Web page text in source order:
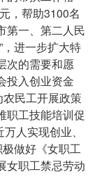
，帮助3100名
第一、第二人民
，进一步扩大特
次的需要和愿
投入创业资金
民工开展政策
职工技能培训促
人实现创业、
做好《女职工
女职工禁忌劳动